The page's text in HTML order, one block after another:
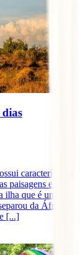
características
paisagens e pela
que é uma
da África
[...]